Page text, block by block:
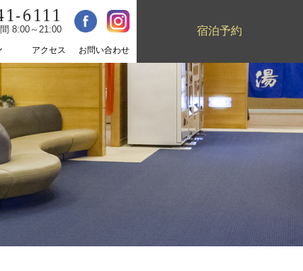
6111
8:00～21:00
アクセス お問い合わせ
宿泊予約